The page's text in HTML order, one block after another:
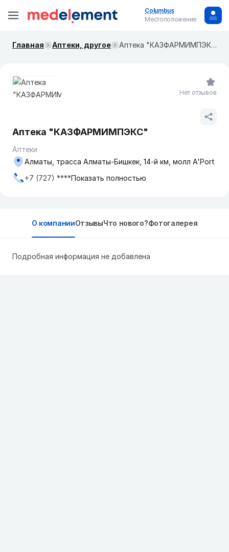
Columbus
Местоположение
Главная Аптеки, другое Аптека "КАЗФАРМИМПЭКС"
Аптека "КАЗФАРМИМПЭКС"
Аптеки
Алматы, трасса Алматы-Бишкек, 14-й км, молл A'Port
+7 (727) ****Показать полностью
Нет отзывов
О компанииОтзывыЧто нового?Фотогалерея
Подробная информация не добавлена